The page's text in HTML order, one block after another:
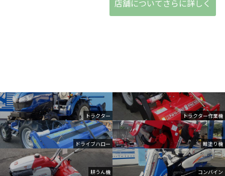
トラクター トラクター作業機
ドライブハロー 畦塗り機
耕うん機 コンバイン
店舗についてさらに詳しく